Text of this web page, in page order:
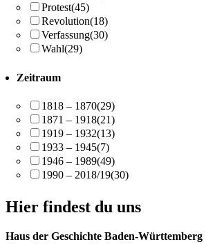
Protest(45)
Revolution(18)
Verfassung(30)
Wahl(29)
Zeitraum
1818 – 1870(29)
1871 – 1918(21)
1919 – 1932(13)
1933 – 1945(7)
1946 – 1989(49)
1990 – 2018/19(30)
Hier findest du uns
Haus der Geschichte Baden-Württemberg